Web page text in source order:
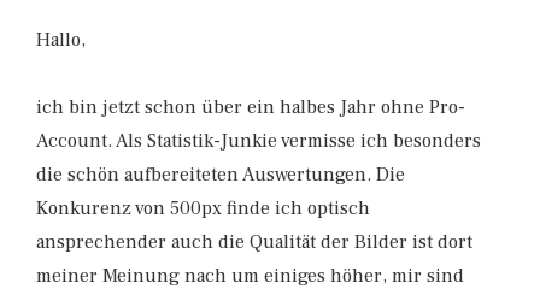
Hallo,
ich bin jetzt schon über ein halbes Jahr ohne Pro-
Account. Als Statistik-Junkie vermisse ich besonders
die schön aufbereiteten Auswertungen. Die
Konkurenz von 500px finde ich optisch
ansprechender auch die Qualität der Bilder ist dort
meiner Meinung nach um einiges höher, mir sind